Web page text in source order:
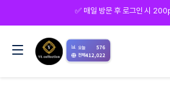
✅ 매일 방문 후 로그인 시
📊 오늘 576
전체412,022